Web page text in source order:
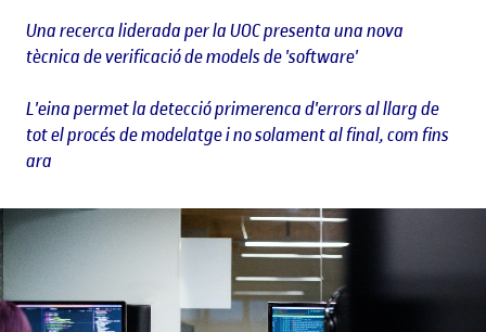
Una recerca liderada per la UOC presenta una nova
tècnica de verificació de models de 'software'
L'eina permet la detecció primerenca d'errors al llarg de
tot el procés de modelatge i no solament al final, com fins
ara